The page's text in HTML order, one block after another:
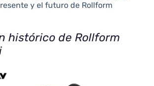
y el futuro de Rollform
histórico de Rollform